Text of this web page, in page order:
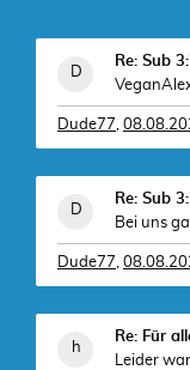
Dude77,
Bei uns
Dude77,
Re: Für